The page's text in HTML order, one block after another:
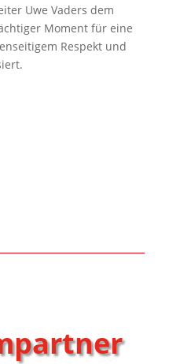
Uwe Vaders dem
Moment für eine
Respekt und